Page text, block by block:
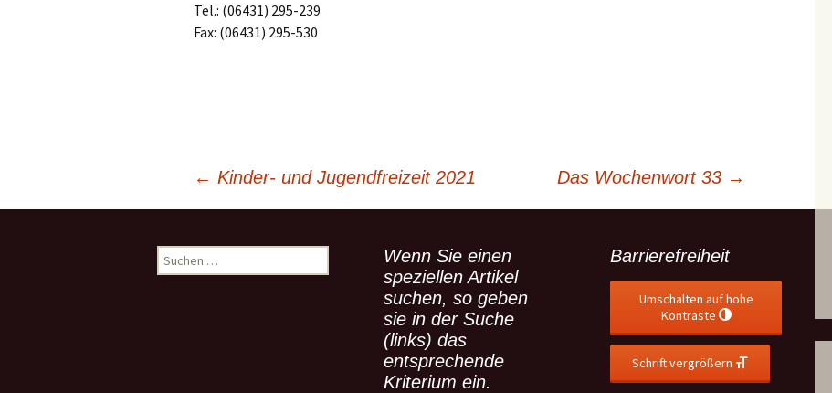
Tel.: (06431) 295-239
Fax: (06431) 295-530
Beitragsnavigation
← Kinder- und Jugendfreizeit 2021 Das Wochenwort 33 →
u
Wenn Sie einen
speziellen Artikel
suchen, so geben
sie in der Suche
(links) das
entsprechende
Kriterium ein.
Barrierefreiheit
Umschalten auf hohe
Kontraste
Schrift vergrößern